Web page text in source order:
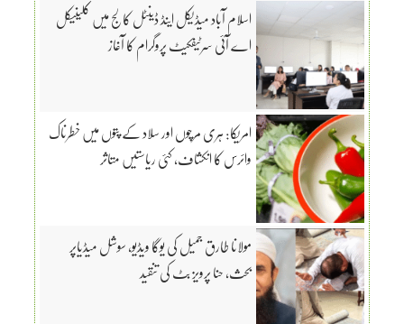
اسلام آباد میڈیکل اینڈ ڈینٹل کالج میں کلینیکل
اے آئی سرٹیفکیٹ پروگرام کا آغاز
امریکا: ہری مرچوں اور سلاد کے پتوں میں خطرناک
وائرس کا انکشاف، کئی ریاستیں متاثر
مولانا طارق جمیل کی یوگا ویڈیو، سوشل میڈیاپر
بحث، حنا پرویز بٹ کی تنقید